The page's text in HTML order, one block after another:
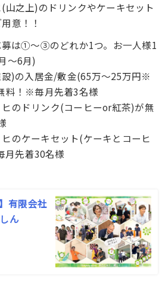
山之上)のドリンクやケーキセット
意！！
は①～③のどれか1つ。お一人様1
～6月)
)の入居金/敷金(65万～25万円※
料！※毎月先着3名様
のドリンク(コーヒーor紅茶)が無
のケーキセット(ケーキとコーヒ
先着30名様
有限会社
ん